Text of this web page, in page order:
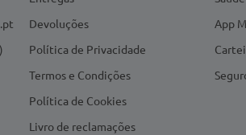
Devoluções
Política de Privacidade
Termos e Condições
Política de Cookies
Livro de reclamações
App